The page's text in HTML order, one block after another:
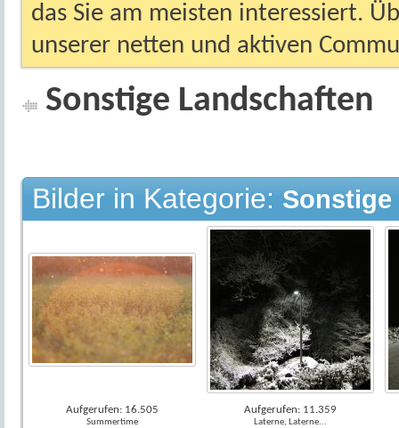
das Sie am meisten interessiert.
unserer netten und aktiven
Sonstige Landschaften
Bilder in Kategorie:
Aufgerufen: 16.505
Summertime
Aufgerufen: 11.359
Laterne, Laterne...